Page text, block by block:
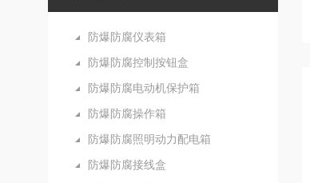
防爆防腐仪表箱
防爆防腐控制按钮盒
防爆防腐电动机保护箱
防爆防腐操作箱
防爆防腐照明动力配电箱
防爆防腐接线盒